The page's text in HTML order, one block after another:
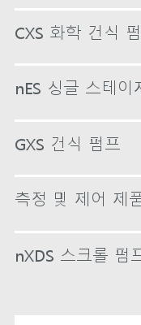
CXS 화학 건식
nES 싱글 스테
GXS 건식 펌프
측정 및 제어 제
nXDS 스크롤 펌